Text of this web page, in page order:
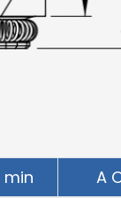
min A